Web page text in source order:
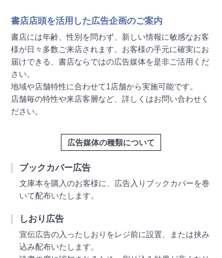
書店店頭を活用した広告企画のご案内
書店には年齢、性別を問わず、新しい情報に敏感なお客
様が日々多数ご来店されます。お客様の手元に確実にお
届けできる、書店ならではの広告媒体を是非ご活用くだ
さい。
地域や店舗特性に合わせて1店舗から実施可能です。
店舗毎の特性や来店客層など、詳しくはお問い合わせく
ださい。
広告媒体の種類について
ブックカバー広告
文庫本を購入のお客様に、広告入りブックカバーを巻
いて配布いたします。
しおり広告
宣伝広告の入ったしおりをレジ前に設置、または挟み
込み配布いたします。